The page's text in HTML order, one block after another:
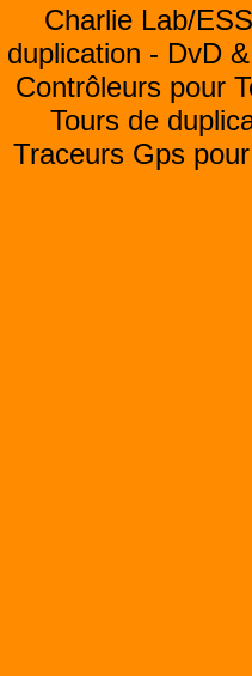
Charlie Lab/
duplication - DvD
Contrôleurs pour
Tours de
Traceurs Gps